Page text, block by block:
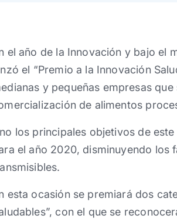
el año de la Innovación y bajo el
el “Premio a la Innovación
y pequeñas empresas
de alimentos
los principales objetivos de
el año 2020, disminuyendo los
esta ocasión se premiará dos
con el que se